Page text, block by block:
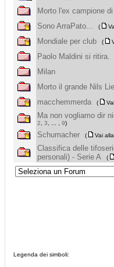
Morto l'ex campione
Sono ArraPato...
(
Mondiale per club (
Paolo Maldini si ritira.
Milan
Morto il grande Nils
macchemmerda
(
Ma non vogliamo dir
2
3 9)
Schumacher ( Vai
Classifica delle
personali) - Serie A
(
Legenda dei simboli: